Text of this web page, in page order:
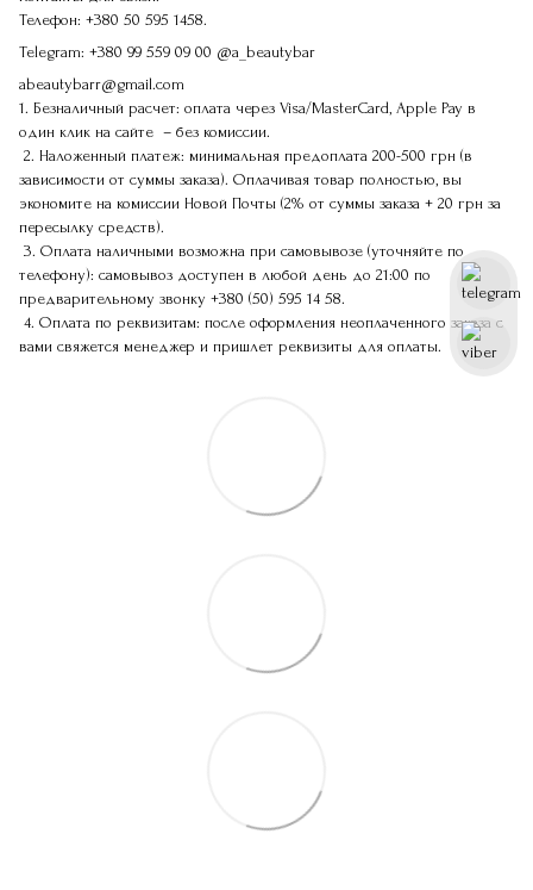
Телефон: +380 50 595 1458.
Telegram: +380 99 559 09 00 @a_beautybar
abeautybarr@gmail.com
1. Безналичный расчет: оплата через Visa/MasterCard, Apple Pay в
один клик на сайте – без комиссии.
2. Наложенный платеж: минимальная предоплата 200-500 грн (в
зависимости от суммы заказа). Оплачивая товар полностью, вы
экономите на комиссии Новой Почты (2% от суммы заказа + 20 грн за
пересылку средств).
3. Оплата наличными возможна при самовывозе (уточняйте по
телефону): самовывоз доступен в любой день до 21:00 по
предварительному звонку +380 (50) 595 14 58.
4. Оплата по реквизитам: после оформления неоплаченного заказа с
вами свяжется менеджер и пришлет реквизиты для оплаты.